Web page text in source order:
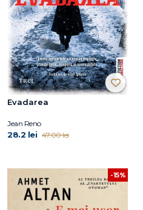
Evadarea
Jean Reno
28.2 lei 47.00 lei
-15%